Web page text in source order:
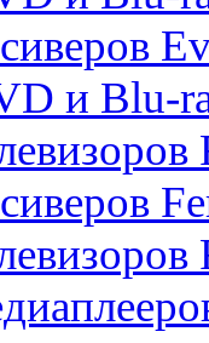
и Blu-